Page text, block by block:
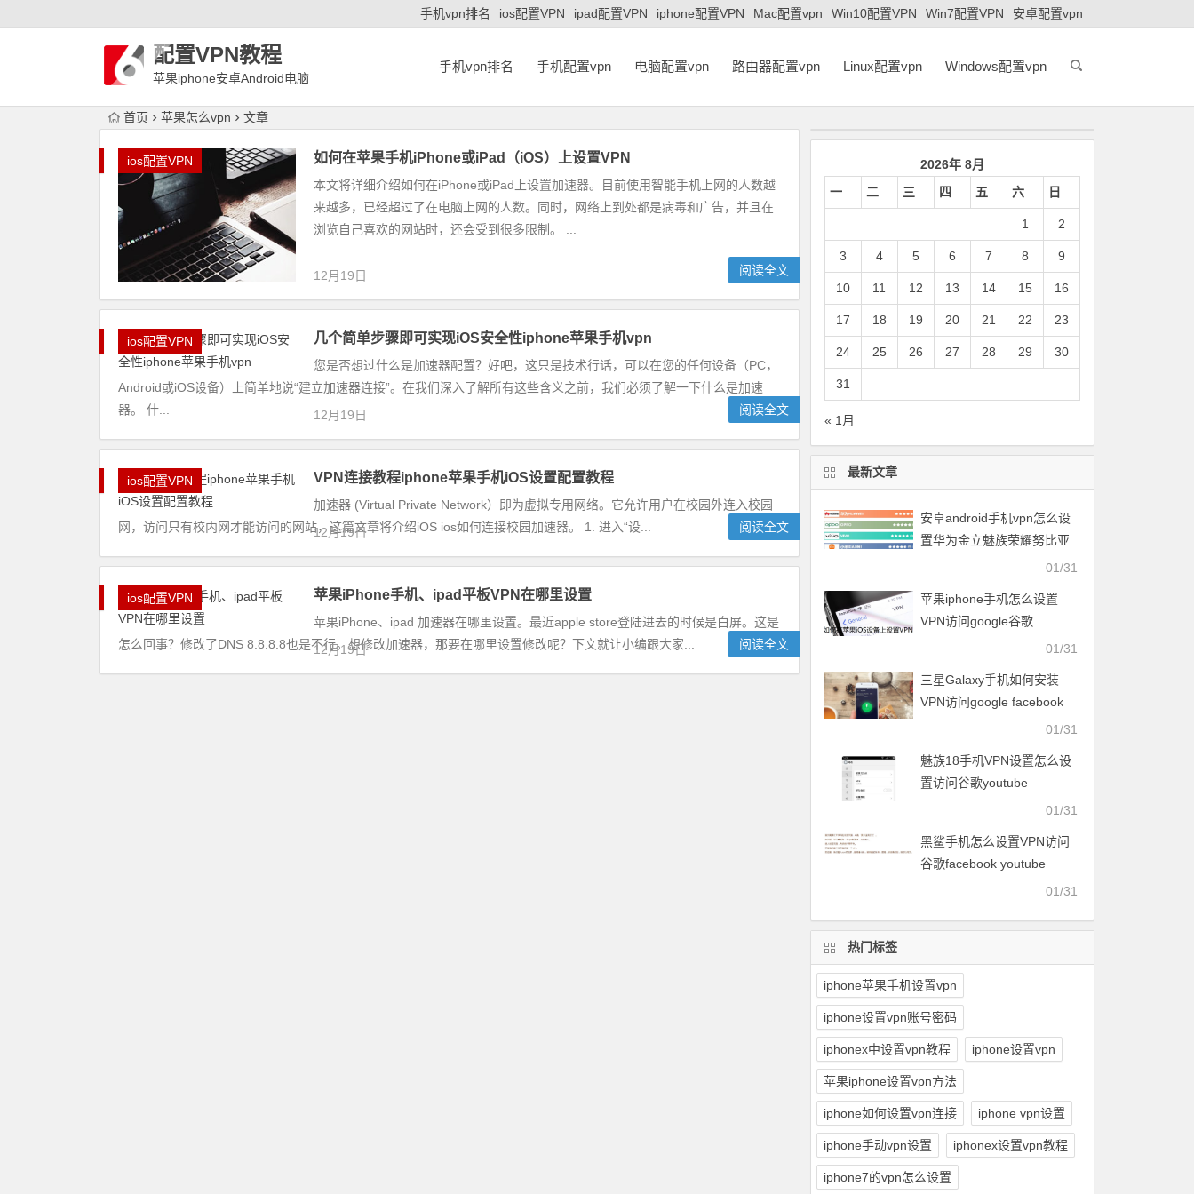
手机vpn排名 ios配置VPN ipad配置VPN iphone配置VPN Mac配置vpn Win10配置VPN Win7配置VPN 安卓配置vpn
配置VPN教程
苹果iphone安卓Android电脑
手机vpn排名 手机配置vpn 电脑配置vpn 路由器配置vpn Linux配置vpn Windows配置vpn
首页 苹果怎么vpn 文章
ios配置VPN 如何在苹果手机iPhone或iPad（iOS）上设置VPN
本文将详细介绍如何在iPhone或iPad上设置加速器。目前使用智能手机上网的人数越
来越多，已经超过了在电脑上网的人数。同时，网络上到处都是病毒和广告，并且在
浏览自己喜欢的网站时，还会受到很多限制。 ...
12月19日 阅读全文
ios配置VPN 几个简单步骤即可实现iOS安全性iphone苹果手机vpn
您是否想过什么是加速器配置？好吧，这只是技术行话，可以在您的任何设备（PC，
Android或iOS设备）上简单地说“建立加速器连接”。在我们深入了解所有这些含义之前，我们必须了解一下什么是加速
器。 什...
12月19日 阅读全文
ios配置VPN VPN连接教程iphone苹果手机iOS设置配置教程
加速器 (Virtual Private Network）即为虚拟专用网络。它允许用户在校园外连入校园
网，访问只有校内网才能访问的网站，这篇文章将介绍iOS ios如何连接校园加速器。 1. 进入“设...
12月19日 阅读全文
ios配置VPN 苹果iPhone手机、ipad平板VPN在哪里设置
苹果iPhone、ipad 加速器在哪里设置。最近apple store登陆进去的时候是白屏。这是
怎么回事？修改了DNS 8.8.8.8也是不行。想修改加速器，那要在哪里设置修改呢？下文就让小编跟大家...
12月19日 阅读全文
2026年 8月
一
二 三 四 五 六 日
1 2
3 4 5 6 7 8 9
10 11 12 13 14 15 16
17 18 19 20 21 22 23
24 25 26 27 28 29 30
31
« 1月
最新文章
安卓android手机vpn怎么设
置华为金立魅族荣耀努比亚
一加vivo小米OPPO中兴联想
01/31
苹果iphone手机怎么设置
VPN访问google谷歌
01/31
三星Galaxy手机如何安装
VPN访问google facebook
01/31
魅族18手机VPN设置怎么设
置访问谷歌youtube
01/31
黑鲨手机怎么设置VPN访问
谷歌facebook youtube
01/31
热门标签
iphone苹果手机设置vpn
iphone设置vpn账号密码
iphonex中设置vpn教程 iphone设置vpn
苹果iphone设置vpn方法
iphone如何设置vpn连接 iphone vpn设置
iphone手动vpn设置 iphonex设置vpn教程
iphone7的vpn怎么设置